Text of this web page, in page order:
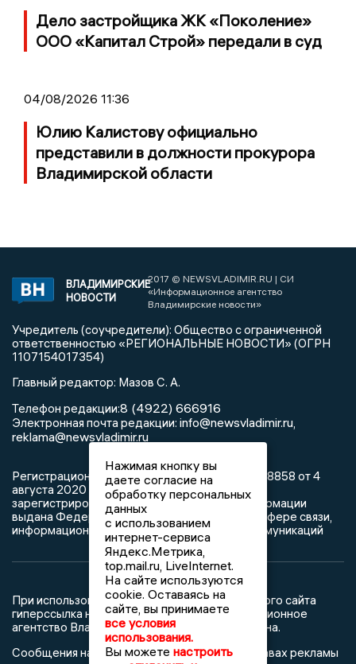
Дело застройщика ЖК «Поколение»
ООО «Капитал Строй» передали в суд
04/08/2026 11:36
Юлию Калистову официально
представили в должности прокурора
Владимирской области
ВЛАДИМИРСКИЕ
НОВОСТИ
2017 © NEWSVLADIMIR.RU | СИ
«Информационное агентство
Владимирские новости»
Учредитель (соучредители): Общество с ограниченной
ответственностью «РЕГИОНАЛЬНЫЕ НОВОСТИ» (ОГРН
1107154017354)
Главный редактор: Мазов С. А.
Телефон редакции:8 (4922) 666916
Электронная почта редакции: info@newsvladimir.ru,
reklama@newsvladimir.ru
Регистрационный номер: серия Эл № ФС77-78858 от 4
августа 2020 г. согласно выписке из реестра
зарегистрированных средств массовой информации
выдана Федеральной службой по надзору в сфере связи,
информационных технологий и массовых коммуникаций
При использовании любого материала с данного сайта
гиперссылка на Сетевое издание «Информационное
агентство Владимирские новости» обязательна.
Сообщения на сером фоне размещены на правах рекламы
Нажимая кнопку вы
даете согласие на
обработку персональных
данных
с использованием
интернет-сервиса
Яндекс.Метрика,
top.mail.ru, LiveInternet.
На сайте используются
cookie. Оставаясь на
сайте, вы принимаете
все условия
использования.
Вы можете настроить